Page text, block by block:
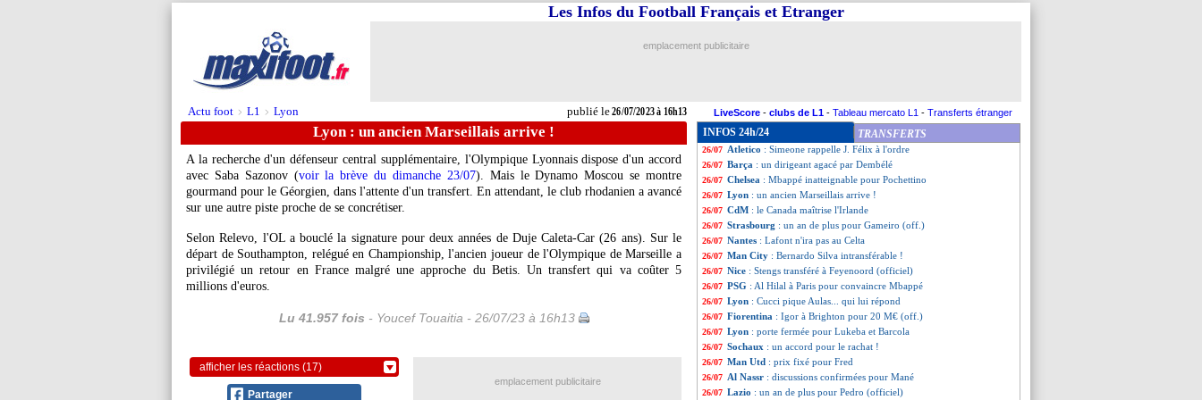
Actu foot > L1 > Lyon publié le26/07/2023 à 16h13
Les Infos du Football Français et Etranger
emplacement publicitaire
LiveScore - clubs de L1 - Tableau mercato L1 - Transferts étranger
Lyon : un ancien Marseillais arrive !
A la recherche d'un défenseur central supplémentaire, l'Olympique Lyonnais dispose d'un accord
avec Saba Sazonov (voir la brève du dimanche 23/07). Mais le Dynamo Moscou se montre
gourmand pour le Géorgien, dans l'attente d'un transfert. En attendant, le club rhodanien a avancé
sur une autre piste proche de se concrétiser.
Selon Relevo, l'OL a bouclé la signature pour deux années de Duje Caleta-Car (26 ans). Sur le
départ de Southampton, relégué en Championship, l'ancien joueur de l'Olympique de Marseille a
privilégié un retour en France malgré une approche du Betis. Un transfert qui va coûter 5
millions d'euros.
Lu 41.957 fois - Youcef Touaitia - 26/07/23 à 16h13
afficher les réactions (17)
Partager
INFOS 24h/24 TRANSFERTS
26/07 Amical : Lille l'emporte, Haraldsson brille
26/07 Betis
26/07 Milan: Giroud a refusé l'Arabie Saoudite
26/07 Genoa: Retegui signe 5 ans (officiel)
26/07 Atletico : Simeone rappelle J. Félix à l'ordre
26/07 Barça : un dirigeant agacé par Dembélé
26/07 Chelsea : Mbappé inatteignable pour Pochettino
26/07 Lyon : un ancien Marseillais arrive !
26/07 CdM : le Canada maîtrise l'Irlande
26/07 Strasbourg : un an de plus pour Gameiro (off.)
26/07 Nantes : Lafont n'ira pas au Celta
26/07 Man City : Bernardo Silva intransférable !
26/07 Nice : Stengs transféré à Feyenoord (officiel)
26/07 PSG : Al Hilal à Paris pour convaincre Mbappé
26/07 Lyon : Cucci pique Aulas... qui lui répond
26/07 Fiorentina : Igor à Brighton pour 20 M€ (off.)
26/07 Lyon : porte fermée pour Lukeba et Barcola
26/07 Sochaux : un accord pour le rachat !
26/07 Man Utd : prix fixé pour Fred
26/07 Al Nassr : discussions confirmées pour Mané
26/07 Lazio : un an de plus pour Pedro (officiel)
emplacement publicitaire